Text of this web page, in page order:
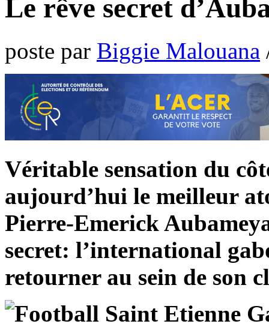
Le rêve secret
poste par Biggie Malouana
Véritable sensation du
aujourd’hui le meilleur
Pierre-Emerick
secret: l’international
retourner au sein de son